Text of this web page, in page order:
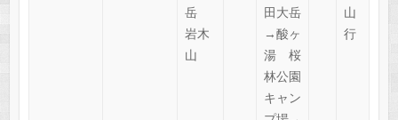
岳
岩木
山
田大岳
→酸ヶ
湯 桜
林公園
キャン
山
行